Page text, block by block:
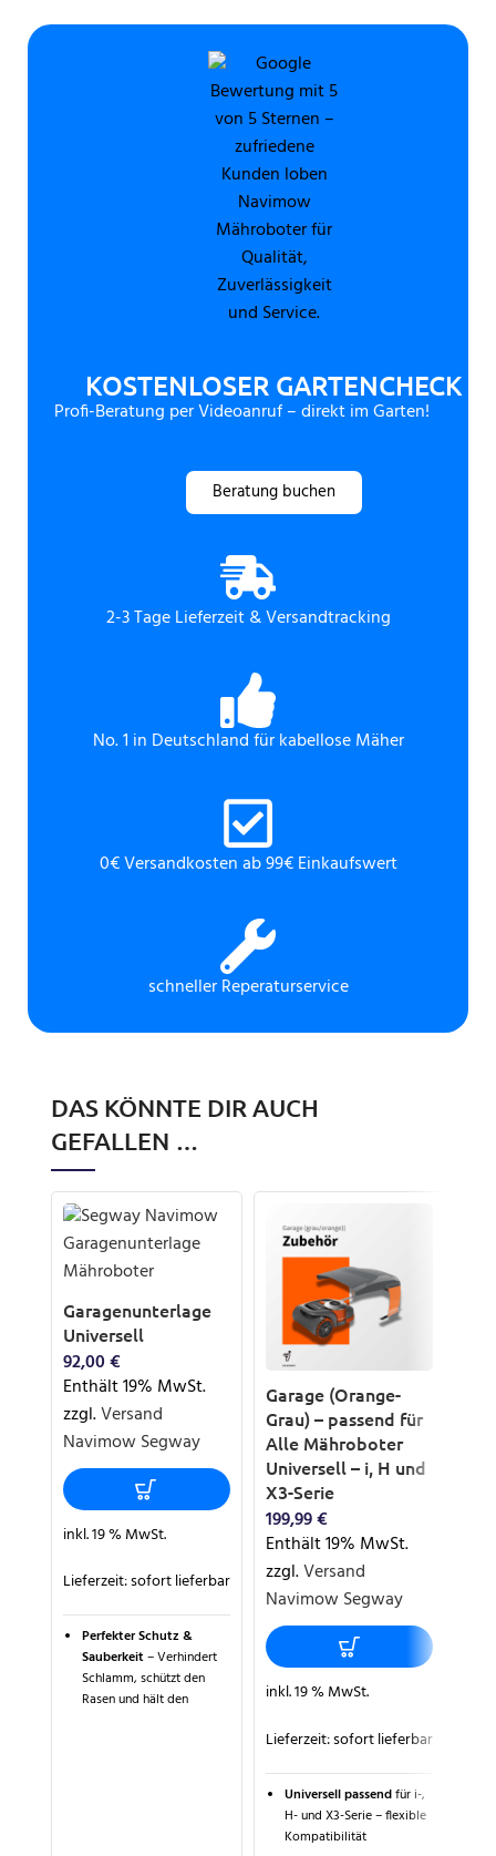
KOSTENLOSER GARTENCHECK
Profi-Beratung per Videoanruf – direkt im Garten!
Beratung buchen
2-3 Tage Lieferzeit & Versandtracking
No. 1 in Deutschland für kabellose Mäher
0€ Versandkosten ab 99€ Einkaufswert
schneller Reperaturservice
DAS KÖNNTE DIR AUCH
GEFALLEN …
Garagenunterlage
Universell
92,00€
Enthält 19% MwSt.
zzgl.Versand
Navimow Segway
inkl. 19 % MwSt.
Lieferzeit:sofort lieferbar
Perfekter Schutz &
Sauberkeit– Verhindert
Schlamm, schützt den
Rasen und hält den
Garage (Orange-
Grau) – passend für
Alle Mähroboter
Universell – i, H und
X3-Serie
199,99€
Enthält 19% MwSt.
zzgl.Versand
Navimow Segway
inkl. 19 % MwSt.
Lieferzeit:sofort lieferbar
Universell passendfür i-,
H- und X3-Serie – flexible
Kompatibilität